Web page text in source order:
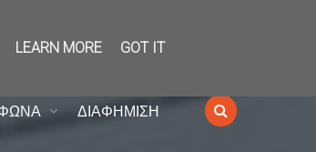
ΔΙΑΦΗΜΙΣΗ
LEARN MORE GOT IT